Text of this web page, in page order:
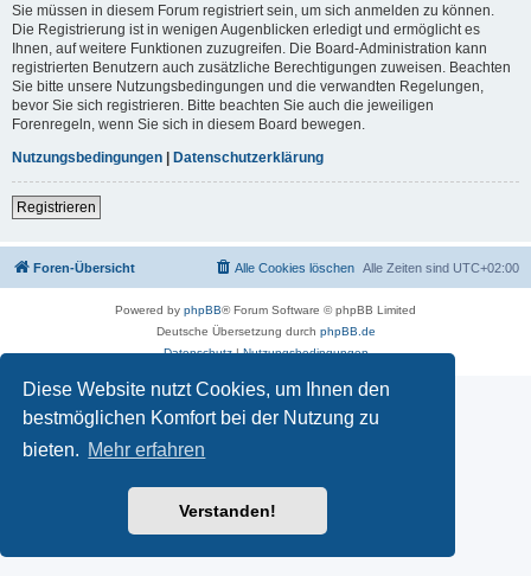
Diese Website nutzt Cookies, um Ihnen den
bestmöglichen Komfort bei der Nutzung zu
bieten. Mehr erfahren
Verstanden!
Sie müssen in diesem Forum registriert sein, um sich anmelden zu können.
Die Registrierung ist in wenigen Augenblicken erledigt und ermöglicht es
Ihnen, auf weitere Funktionen zuzugreifen. Die Board-Administration kann
registrierten Benutzern auch zusätzliche Berechtigungen zuweisen. Beachten
Sie bitte unsere Nutzungsbedingungen und die verwandten Regelungen,
bevor Sie sich registrieren. Bitte beachten Sie auch die jeweiligen
Forenregeln, wenn Sie sich in diesem Board bewegen.
Nutzungsbedingungen | Datenschutzerklärung
Registrieren
Foren-Übersicht Alle Zeiten sind UTC+02:00
Alle Cookies löschen
Powered by phpBB® Forum Software © phpBB Limited
Deutsche Übersetzung durch phpBB.de
Datenschutz|Nutzungsbedingungen